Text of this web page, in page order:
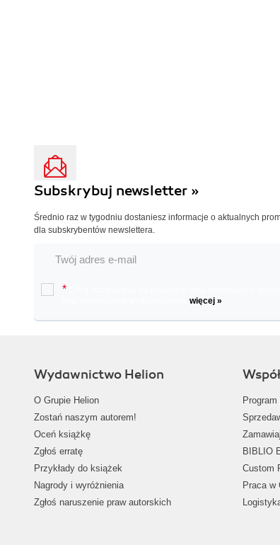
Subskrybuj newsletter »
Średnio raz w tygodniu dostaniesz informacje o aktualnych
dla subskrybentów newslettera.
*
więcej »
Wydawnictwo Helion
O Grupie Helion
Zostań naszym autorem!
Oceń książkę
Zgłoś erratę
Przykłady do książek
Nagrody i wyróżnienia
Zgłoś naruszenie praw autorskich
BIBLIO
Custom
Praca w